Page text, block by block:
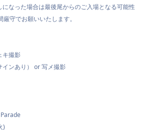
なった場合は最後尾からのご入場となる可能性
守でお願いいたします。
キ撮影
インあり） or 写メ撮影
)